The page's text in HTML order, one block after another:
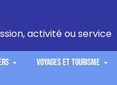
activité ou service
Voyages et Tourisme